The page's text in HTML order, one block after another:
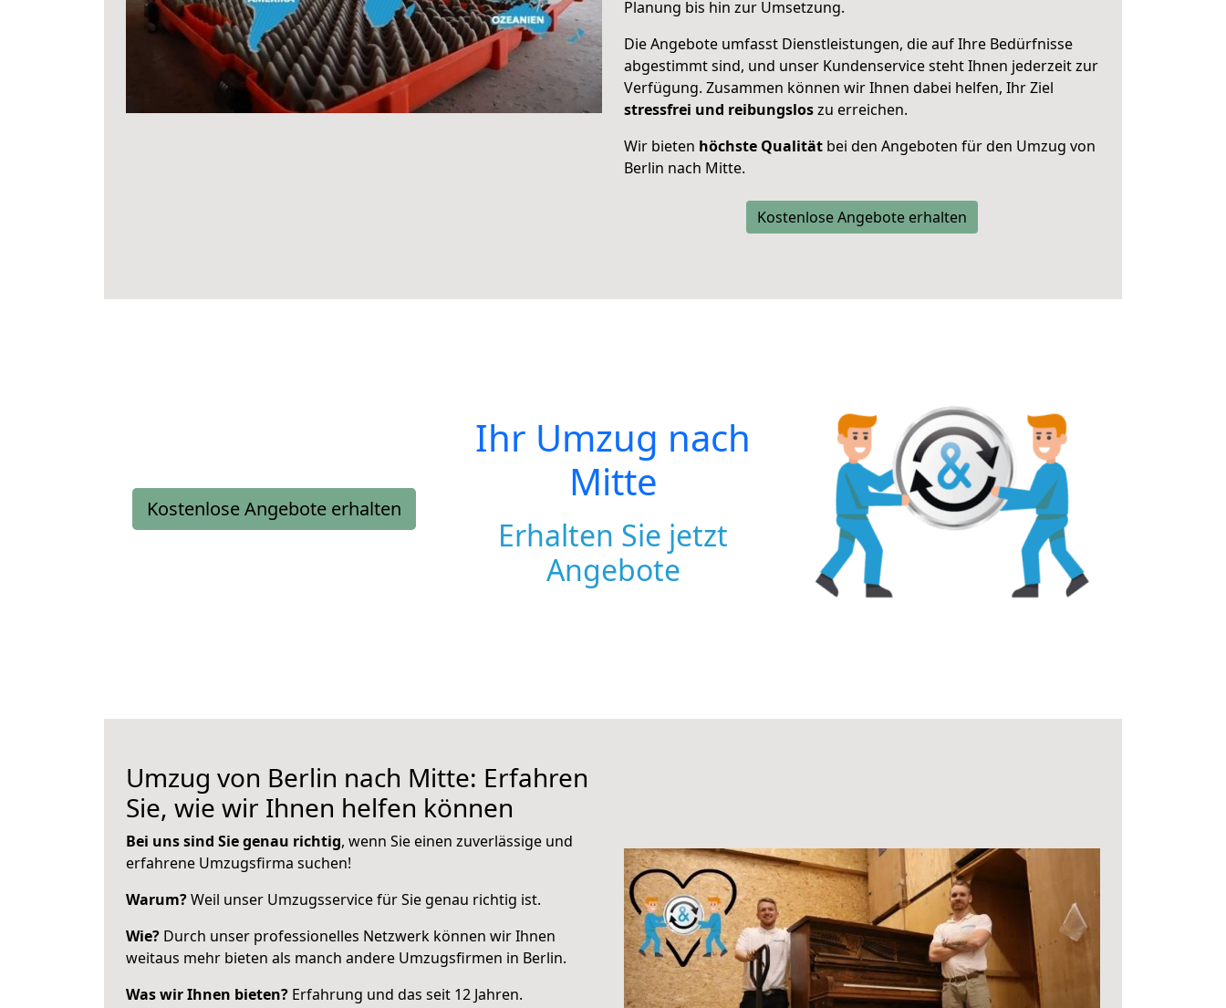
Planung bis hin zur Umsetzung.
Die Angebote umfasst Dienstleistungen, die auf Ihre Bedürfnisse
abgestimmt sind, und unser Kundenservice steht Ihnen jederzeit zur
Verfügung. Zusammen können wir Ihnen dabei helfen, Ihr Ziel
stressfrei und reibungsloszu erreichen.
Wir bieten höchste Qualität bei den Angeboten für den Umzug von
Berlin nach Mitte.
Kostenlose Angebote erhalten
Kostenlose Angebote erhalten
Ihr Umzug nach
Mitte
Erhalten Sie jetzt
Angebote
Umzug von Berlin nach Mitte: Erfahren
Sie, wie wir Ihnen helfen können
Bei uns sind Sie genau richtig, wenn Sie einen zuverlässige und
erfahrene Umzugsfirma suchen!
Warum?Weil unser Umzugsservice für Sie genau richtig ist.
Wie? Durch unser professionelles Netzwerk können wir Ihnen
weitaus mehr bieten als manch andere Umzugsfirmen in Berlin.
Was wir Ihnen bieten? Erfahrung und das seit 12 Jahren.